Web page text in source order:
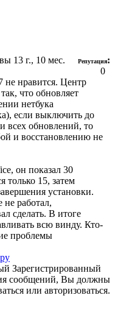
13 г., 10 мес.
Репутация:
0
нравится. Центр
что обновляет
нетбука
если выключить до
всех обновлений, то
и восстановлению не
он показал 30
только 15, затем
установки.
работал,
сделать. В итоге
всю винду. Кто-
проблемы
Зарегистрированный
сообщений, Вы должны
или авторизоваться.